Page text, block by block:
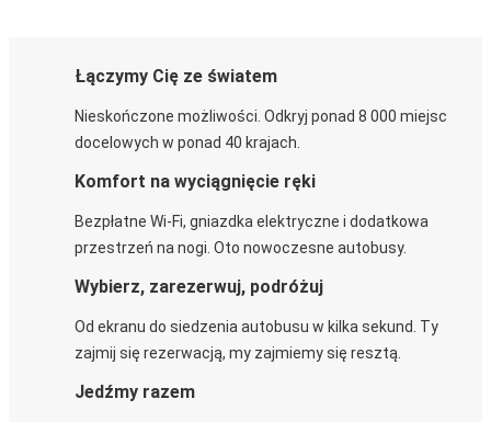
Łączymy Cię ze światem
Nieskończone możliwości. Odkryj ponad 8 000 miejsc
docelowych w ponad 40 krajach.
Komfort na wyciągnięcie ręki
Bezpłatne Wi-Fi, gniazdka elektryczne i dodatkowa
przestrzeń na nogi. Oto nowoczesne autobusy.
Wybierz, zarezerwuj, podróżuj
Od ekranu do siedzenia autobusu w kilka sekund. Ty
zajmij się rezerwacją, my zajmiemy się resztą.
Jedźmy razem